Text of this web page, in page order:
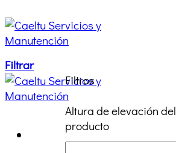
al
contenido
Filtrar
Filtros
Altura de elevación del
producto